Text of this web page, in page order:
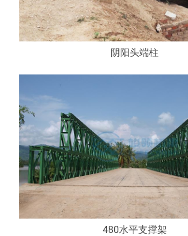
阴阳头端柱
480水平支撑架